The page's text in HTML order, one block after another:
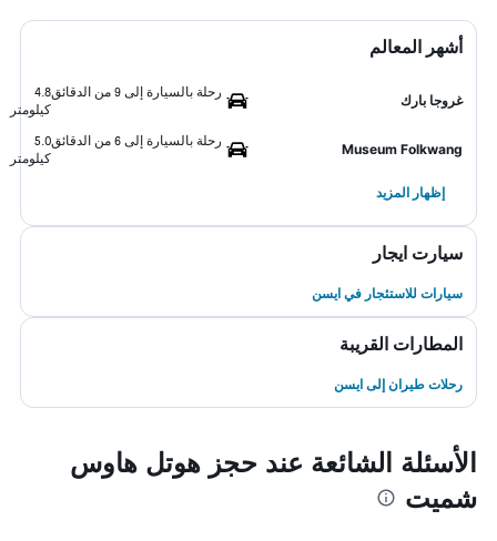
أشهر المعالم
غروجا بارك
رحلة بالسيارة إلى 9 من الدقائق
4.8
كيلومتر
Museum Folkwang
رحلة بالسيارة إلى 6 من الدقائق
5.0
كيلومتر
إظهار المزيد
سيارت ايجار
سيارات للاستئجار في ايسن
المطارات القريبة
رحلات طيران إلى ايسن
الأسئلة الشائعة عند حجز هوتل هاوس
شميت